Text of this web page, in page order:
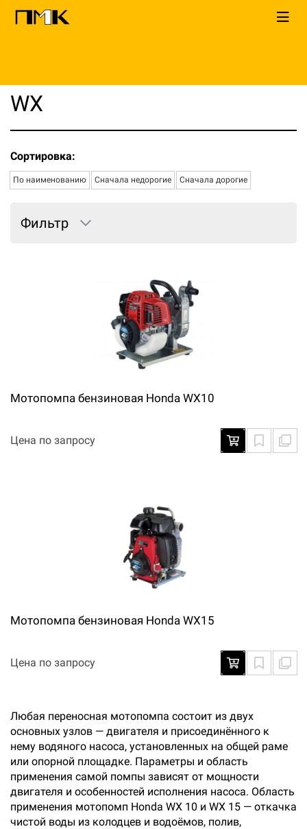
WX
Сортировка:
По наименованию Сначала недорогие Сначала дорогие
Фильтр
Мотопомпа бензиновая Honda WX10
Цена по запросу
Мотопомпа бензиновая Honda WX15
Цена по запросу
Любая переносная мотопомпа состоит из двух
основных узлов — двигателя и присоединённого к
нему водяного насоса, установленных на общей раме
или опорной площадке. Параметры и область
применения самой помпы зависят от мощности
двигателя и особенностей исполнения насоса. Область
применения мотопомп Honda WX 10 и WX 15 — откачка
чистой воды из колодцев и водоёмов, полив,